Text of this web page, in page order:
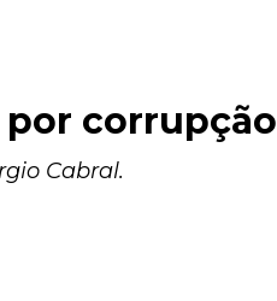
por corrupção
Cabral.